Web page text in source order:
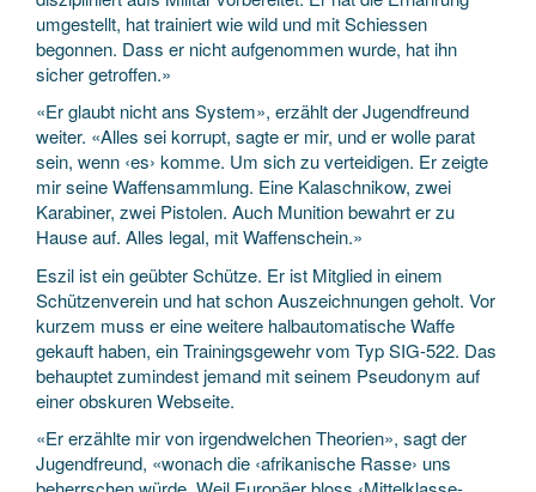
umgestellt, hat trainiert wie wild und mit Schiessen
begonnen. Dass er nicht aufgenommen wurde, hat ihn
sicher getroffen.»
«Er glaubt nicht ans System», erzählt der Jugendfreund
weiter. «Alles sei korrupt, sagte er mir, und er wolle parat
sein, wenn ‹es› komme. Um sich zu verteidigen. Er zeigte
mir seine Waffensammlung. Eine Kalaschnikow, zwei
Karabiner, zwei Pistolen. Auch Munition bewahrt er zu
Hause auf. Alles legal, mit Waffenschein.»
Eszil ist ein geübter Schütze. Er ist Mitglied in einem
Schützenverein und hat schon Auszeichnungen geholt. Vor
kurzem muss er eine weitere halbautomatische Waffe
gekauft haben, ein Trainingsgewehr vom Typ SIG-522. Das
behauptet zumindest jemand mit seinem Pseudonym auf
einer obskuren Webseite.
«Er erzählte mir von irgendwelchen Theorien», sagt der
Jugendfreund, «wonach die ‹afrikanische Rasse› uns